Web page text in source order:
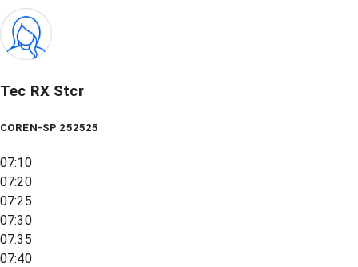
Tec RX Stcr
COREN-SP 252525
07:10
07:20
07:25
07:30
07:35
07:40